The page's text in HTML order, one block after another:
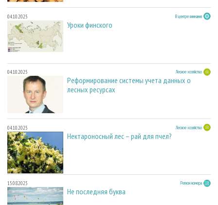
04.10.2025 В центре внимания
Уроки финского
04.10.2025 Лесное хозяйство
Реформирование системы учета данных о
лесных ресурсах
04.10.2025 Лесное хозяйство
Нектароносный лес – рай для пчел?
15.08.2025 Регион номера
Не последняя буква